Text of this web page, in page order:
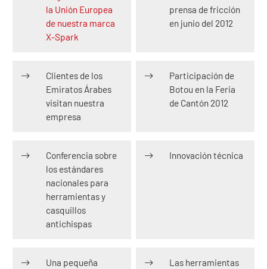
la Unión Europea
de nuestra marca
X-Spark
prensa de fricción
en junio del 2012
Clientes de los
Emiratos Árabes
visitan nuestra
empresa
Participación de
Botou en la Feria
de Cantón 2012
Conferencia sobre
los estándares
nacionales para
herramientas y
casquillos
antichispas
Innovación técnica
Una pequeña
Las herramientas